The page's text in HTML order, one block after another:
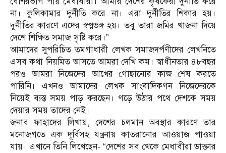
না। কুলিকামার দুর্নীতি করে না। এরা দুর্নীতির শিকার হয়।
দুর্নীতির কারণে এদের স্বপ্নভঙ্গ হয়। তবু তারা জমির খাজনা দিয়ে
দেশে শিক্ষিত সমাজ সৃষ্টি করে।”
আমাদের সুপরিচিত তমগাধারী লেখক সমাজদর্পণীদের লেখনিতে
এসব কথা নিয়মিত আসতে আমরা দেখি কম। স্বাধীনতার ৪৮বছর
পরও আমরা নিজেদের আখের গোছানোর কাজ শেষ করতে
পারিনি। এখনও আমাদের লেখক সাংবাদিকগন নিজেদেরকে
নিয়েই ব্যস্ত সময় পাড় করছেন। গড়ে উঠার পথে দেশকে সময়
দেয়ার সময় তাদের নেই।
জনাব ফাহাদের লিখায়, দেশের চলমান অবস্থার কারণে তার
মনোজগতে এক দূর্বিসহ যন্ত্রনায় কাতরানোর আওয়াজ পাওয়া
যায়। এখানে তিনি লিখেছেন- “দেশের সব থেকে মেধাবীরা ডাক্তার